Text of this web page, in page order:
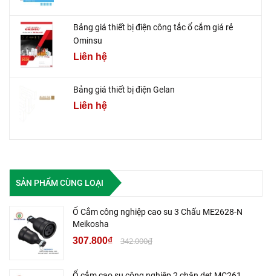
Bảng giá thiết bị điện công tắc ổ cắm giá rẻ
Ominsu
Liên hệ
Bảng giá thiết bị điện Gelan
Liên hệ
SẢN PHẨM CÙNG LOẠI
Ổ Cắm công nghiệp cao su 3 Chấu ME2628-N
Meikosha
307.800₫ 342.000₫